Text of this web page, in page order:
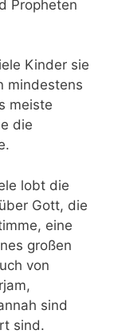
Propheten
Kinder sie
mindestens
meiste
die
lobt die
Gott, die
eine
großen
von
sind
sind.